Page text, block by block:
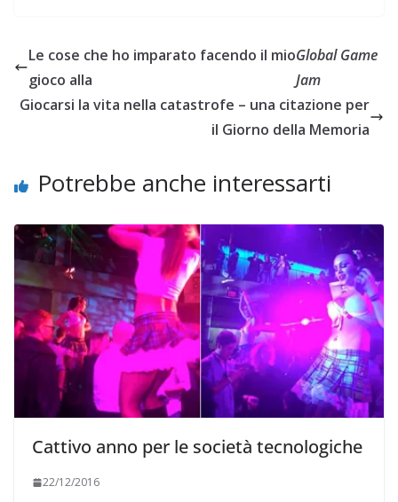
Le cose che ho imparato facendo il mio
gioco alla
Global Game
Jam
Giocarsi la vita nella catastrofe – una citazione per
il Giorno della Memoria
Potrebbe anche interessarti
Cattivo anno per le società tecnologiche
22/12/2016